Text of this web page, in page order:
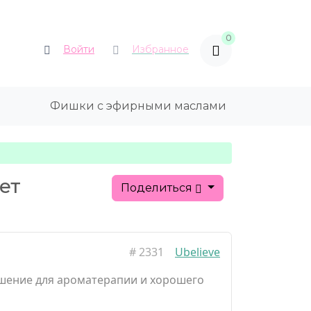
Войти Избранное
0
Фишки с эфирными маслами
Поделиться
# 2331
Ubelieve
для ароматерапии и хорошего